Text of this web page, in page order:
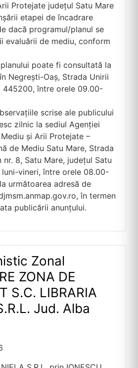
Protejate județul Satu Mare
etapei de încadrare
dacă programul/planul se
evaluării de mediu, conform
poate fi consultată la
Negrești-Oaș, Strada Unirii
445200, între orele 09.00-
scrise ale publicului
zilnic la sediul Agenției
și Arii Protejate –
de Mediu Satu Mare, Strada
nr. 8, Satu Mare, județul Satu
luni-vineri, între orele 08.00-
următoarea adresă de
, în termen
publicării anunțului.
Zonal
ZONA DE
S.C. LIBRARIA
Jud. Alba